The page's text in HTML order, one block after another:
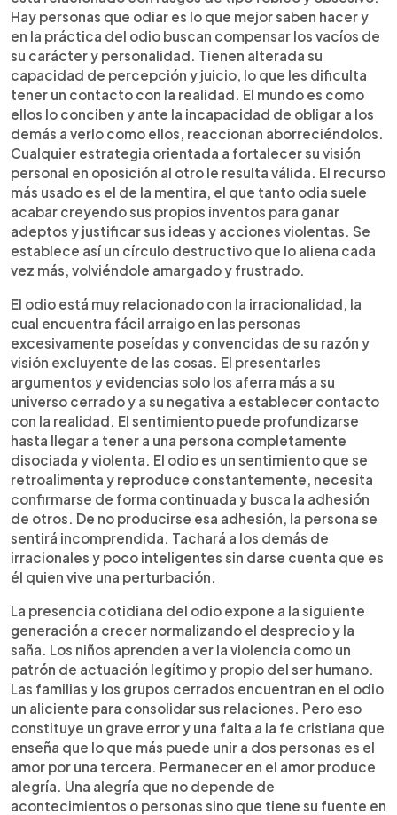
Hay personas que odiar es lo que mejor saben hacer y
en la práctica del odio buscan compensar los vacíos de
su carácter y personalidad. Tienen alterada su
capacidad de percepción y juicio, lo que les dificulta
tener un contacto con la realidad. El mundo es como
ellos lo conciben y ante la incapacidad de obligar a los
demás a verlo como ellos, reaccionan aborreciéndolos.
Cualquier estrategia orientada a fortalecer su visión
personal en oposición al otro le resulta válida. El recurso
más usado es el de la mentira, el que tanto odia suele
acabar creyendo sus propios inventos para ganar
adeptos y justificar sus ideas y acciones violentas. Se
establece así un círculo destructivo que lo aliena cada
vez más, volviéndole amargado y frustrado.
El odio está muy relacionado con la irracionalidad, la
cual encuentra fácil arraigo en las personas
excesivamente poseídas y convencidas de su razón y
visión excluyente de las cosas. El presentarles
argumentos y evidencias solo los aferra más a su
universo cerrado y a su negativa a establecer contacto
con la realidad. El sentimiento puede profundizarse
hasta llegar a tener a una persona completamente
disociada y violenta. El odio es un sentimiento que se
retroalimenta y reproduce constantemente, necesita
confirmarse de forma continuada y busca la adhesión
de otros. De no producirse esa adhesión, la persona se
sentirá incomprendida. Tachará a los demás de
irracionales y poco inteligentes sin darse cuenta que es
él quien vive una perturbación.
La presencia cotidiana del odio expone a la siguiente
generación a crecer normalizando el desprecio y la
saña. Los niños aprenden a ver la violencia como un
patrón de actuación legítimo y propio del ser humano.
Las familias y los grupos cerrados encuentran en el odio
un aliciente para consolidar sus relaciones. Pero eso
constituye un grave error y una falta a la fe cristiana que
enseña que lo que más puede unir a dos personas es el
amor por una tercera. Permanecer en el amor produce
alegría. Una alegría que no depende de
acontecimientos o personas sino que tiene su fuente en